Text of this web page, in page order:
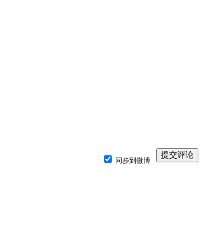
同步到微博